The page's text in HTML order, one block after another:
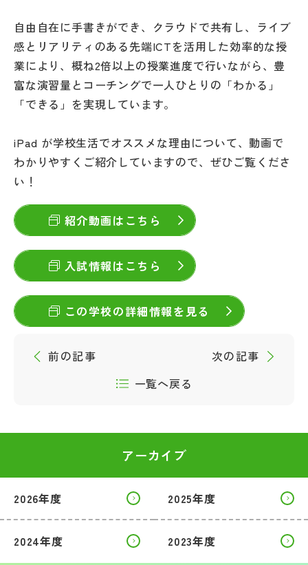
その他
お問い合わせ
個人情報保護方針
サイトマップ
自由自在に手書きができ、クラウドで共有し、ライブ
感とリアリティのある先端ICTを活用した効率的な授
業により、概ね2倍以上の授業進度で行いながら、豊
富な演習量とコーチングで一人ひとりの「わかる」
「できる」を実現しています。
iPad が学校生活でオススメな理由について、動画で
わかりやすくご紹介していますので、ぜひご覧くださ
い！
紹介動画はこちら
入試情報はこちら
この学校の詳細情報を見る
前の記事
一覧へ戻る
次の記事
アーカイブ
2026年度 2025年度
2024年度 2023年度